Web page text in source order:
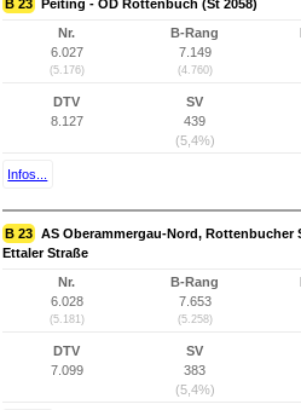
B 23 Peiting - OD Rottenbuch (St 2058)
Nr.
6.027
(5.176)
B-Rang
7.149
(4.760)
DTV
8.127
SV
439
(5,4%)
Infos...
B 23 AS Oberammergau-Nord, Rottenbucher
Ettaler Straße
Nr.
6.028
(5.181)
B-Rang
7.653
(5.258)
DTV
7.099
SV
383
(5,4%)